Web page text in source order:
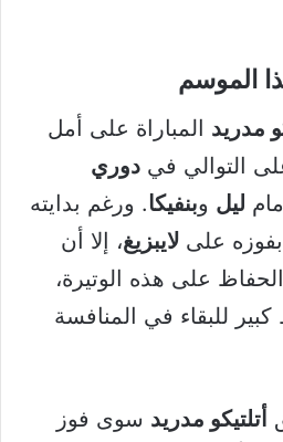
الموسم
مدريد المباراة على أمل
التوالي في دوري
ليل وبنفيكا. ورغم بدايته
على لايبزيغ، إلا أن
على هذه الوتيرة،
للبقاء في المنافسة
أتلتيكو مدريد سوى فوز